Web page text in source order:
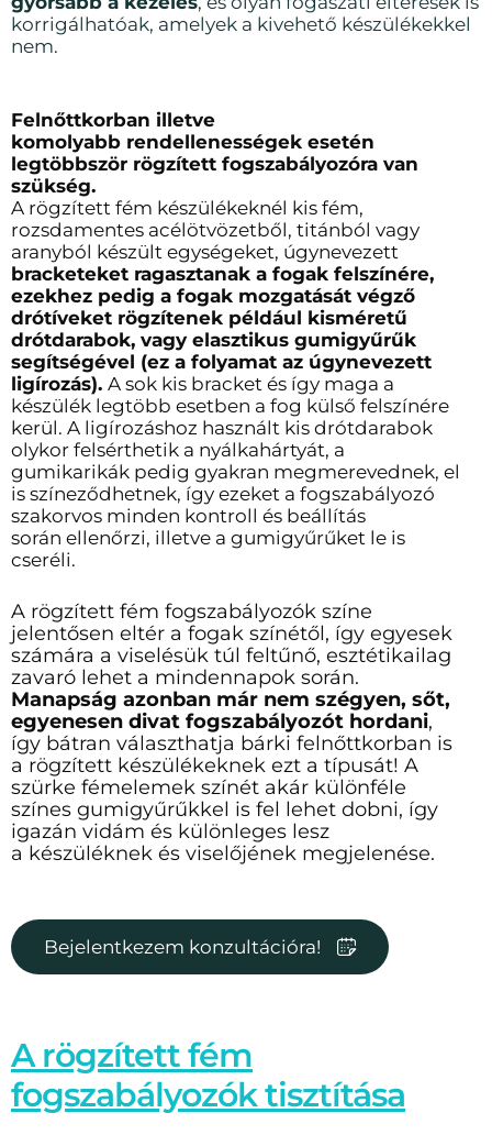
korrigálhatóak, amelyek a kivehető készülékekkel
nem.
Felnőttkorban illetve
komolyabb rendellenességek esetén
legtöbbször rögzített fogszabályozóra van
szükség.
A rögzített fém készülékeknél kis fém,
rozsdamentes acélötvözetből, titánból vagy
aranyból készült egységeket, úgynevezett
bracketeket ragasztanak a fogak felszínére,
ezekhez pedig a fogak mozgatását végző
drótíveket rögzítenek például kisméretű
drótdarabok, vagy elasztikus gumigyűrűk
segítségével (ez a folyamat az úgynevezett
ligírozás). A sok kis bracket és így maga a
készülék legtöbb esetben a fog külső felszínére
kerül. A ligírozáshoz használt kis drótdarabok
olykor felsérthetik a nyálkahártyát, a
gumikarikák pedig gyakran megmerevednek, el
is színeződhetnek, így ezeket a fogszabályozó
szakorvos minden kontroll és beállítás
során ellenőrzi, illetve a gumigyűrűket le is
cseréli.
A rögzített fém fogszabályozók színe
jelentősen eltér a fogak színétől, így egyesek
számára a viselésük túl feltűnő, esztétikailag
zavaró lehet a mindennapok során.
Manapság azonban már nem szégyen, sőt,
egyenesen divat fogszabályozót hordani,
így bátran választhatja bárki felnőttkorban is
a rögzített készülékeknek ezt a típusát! A
szürke fémelemek színét akár különféle
színes gumigyűrűkkel is fel lehet dobni, így
igazán vidám és különleges lesz
a készüléknek és viselőjének megjelenése.
Bejelentkezem konzultációra!
A rögzített fém
fogszabályozók tisztítása